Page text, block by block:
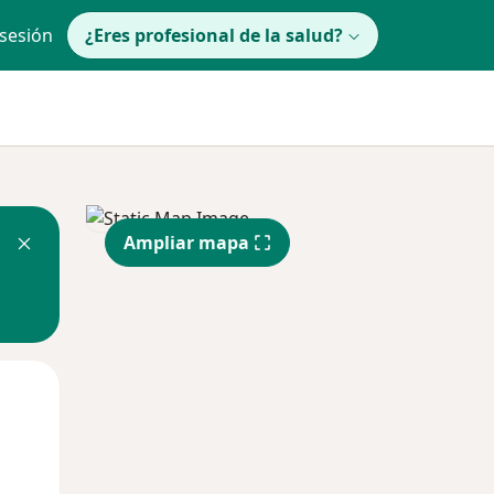
¿Eres profesional de la salud?
Ampliar mapa